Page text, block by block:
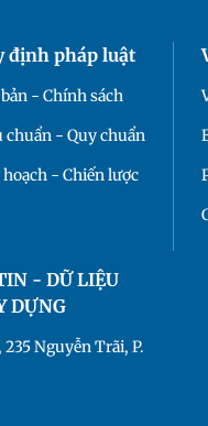
định pháp luật
- Chính sách
chuẩn - Quy chuẩn
hoạch - Chiến lược
- DỮ LIỆU
DỰNG
Nguyễn Trãi, P.